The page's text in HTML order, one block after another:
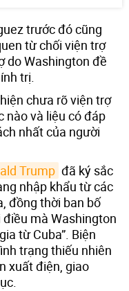
trước đó cũng
từ chối viện trợ
do Washington đề
trị.
chưa rõ viện trợ
nào và liệu có đáp
nhất của người
Trump đã ký sắc
nhập khẩu từ các
đồng thời ban bố
mà Washington
từ Cuba”. Biện
trạng thiếu nhiên
xuất điện, giao